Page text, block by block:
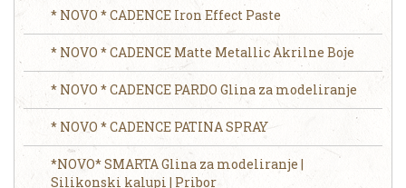
* NOVO * CADENCE Iron Effect Paste
* NOVO * CADENCE Matte Metallic Akrilne Boje
* NOVO * CADENCE PARDO Glina za modeliranje
* NOVO * CADENCE PATINA SPRAY
*NOVO* SMARTA Glina za modeliranje |
Silikonski kalupi | Pribor